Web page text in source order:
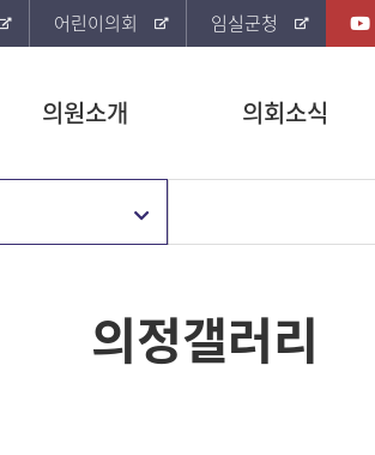
어린이의회 임실군청
의원소개 의회소식
의정갤러리